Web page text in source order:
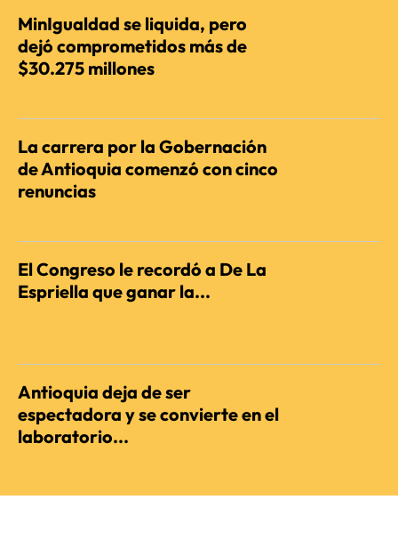
MinIgualdad se liquida, pero
dejó comprometidos más de
$30.275 millones
La carrera por la Gobernación
de Antioquia comenzó con cinco
renuncias
El Congreso le recordó a De La
Espriella que ganar la...
Antioquia deja de ser
espectadora y se convierte en el
laboratorio...